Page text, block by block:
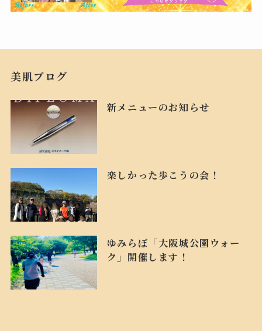
美肌ブログ
新メニューのお知らせ
楽しかった歩こうの会！
ゆみらぼ「大阪城公園ウォー
ク」開催します！